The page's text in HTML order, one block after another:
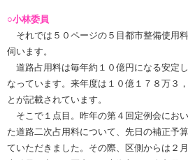
○小林委員
それでは５０ページの５目都市整備使用
伺います。
道路占用料は毎年約１０億円になる安定
なっています。来年度は１０億１７８万３
とが記載されています。
そこで１点目。昨年の第４回定例会にお
た道路二次占用料について、先日の補正予
ていただきました。その際、区側からは２